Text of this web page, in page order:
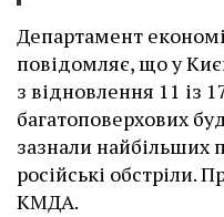
Департамент
повідомляє, що у
з відновлення 11 із
багатоповерхових
зазнали
російські обстріли.
КМДА.